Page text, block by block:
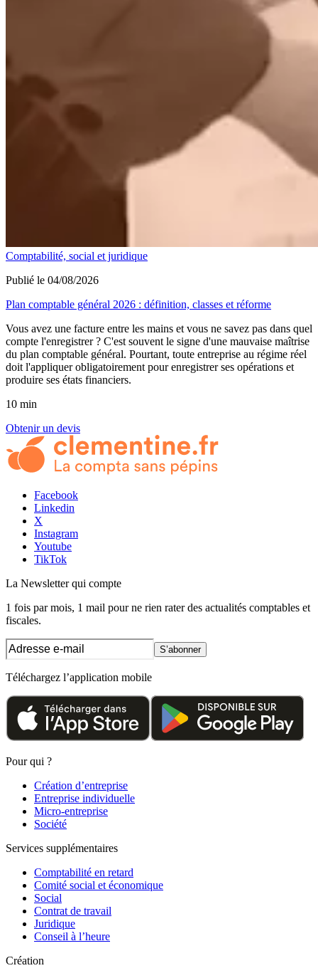
Comptabilité, social et juridique
Publié le 04/08/2026
Plan comptable général 2026 : définition, classes et réforme
Vous avez une facture entre les mains et vous ne savez pas dans quel
compte l'enregistrer ? C'est souvent le signe d'une mauvaise maîtrise
du plan comptable général. Pourtant, toute entreprise au régime réel
doit l'appliquer obligatoirement pour enregistrer ses opérations et
produire ses états financiers.
10 min
Obtenir un devis
Facebook
Linkedin
X
Instagram
Youtube
TikTok
La Newsletterqui compte
1 fois par mois, 1 mail pour ne rien rater des actualités comptables et
fiscales.
S’abonner
Téléchargez l’application mobile
Pour qui ?
Création d’entreprise
Entreprise individuelle
Micro-entreprise
Société
Services supplémentaires
Comptabilité en retard
Comité social et économique
Social
Contrat de travail
Juridique
Conseil à l’heure
Création